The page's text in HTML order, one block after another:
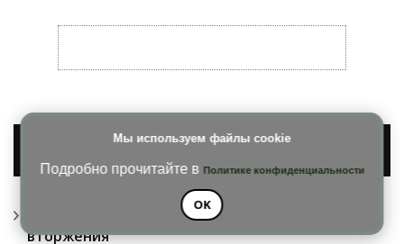
НОВОЕ НА САЙТЕ
Великая Отечественная война: начало
вторжения
Мы используем файлы cookie
Подробно прочитайте в Политике конфиденциальности
OK